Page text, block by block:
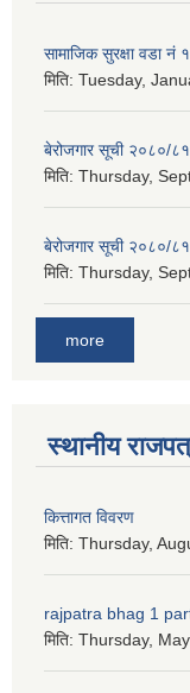
सामाजिक सुरक्षा वडा नं १
मिति: Tuesday,
बेरोजगार सूची २०८०/
मिति: Thursday,
बेरोजगार सूची २०८०/
मिति: Thursday,
more
स्थानीय
कित्तागत विवरण
मिति: Thursday,
rajpatra bhag 1
मिति: Thursday,